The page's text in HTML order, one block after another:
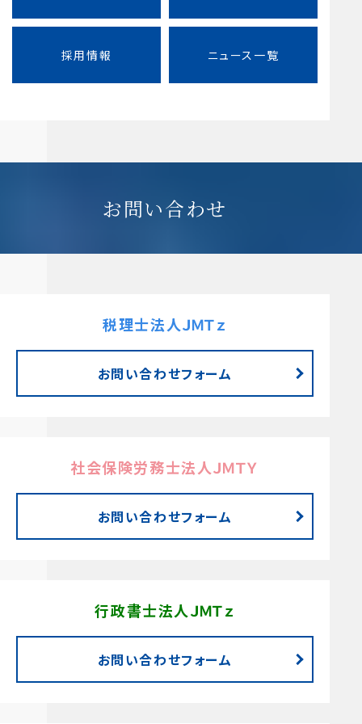
採用情報 ニュース一覧
お問い合わせ
税理士法人ＪＭＴｚ
お問い合わせフォーム
社会保険労務士法人ＪＭＴＹ
お問い合わせフォーム
行政書士法人ＪＭＴｚ
お問い合わせフォーム